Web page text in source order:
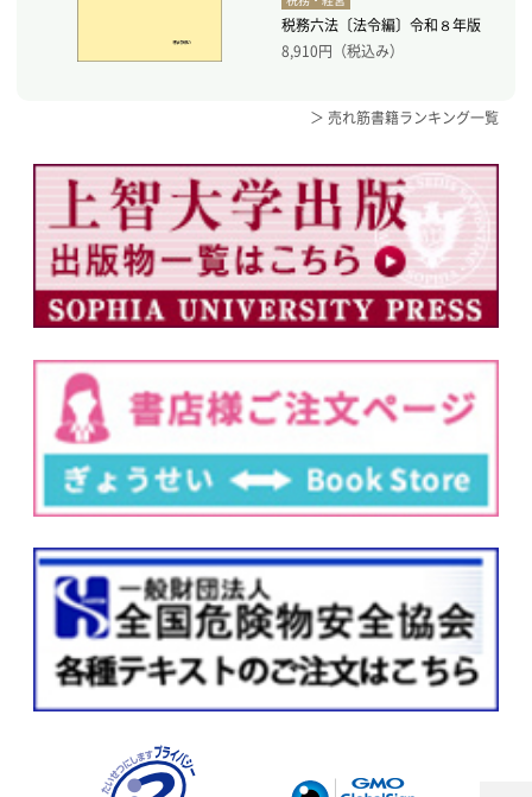
税務六法〔法令編〕令和８年版
8,910円（税込み）
＞ 売れ筋書籍ランキング一覧